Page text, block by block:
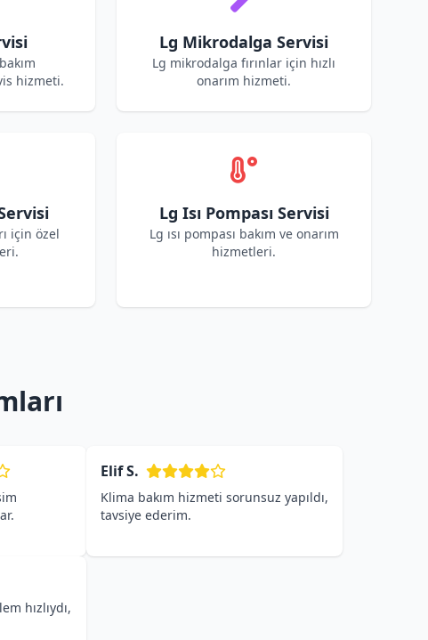
hizmeti.
Lg Mikrodalga Servisi
Lg mikrodalga fırınlar için hızlı
onarım hizmeti.
için özel
Lg Isı Pompası Servisi
Lg ısı pompası bakım ve onarım
hizmetleri.
Elif S.
Klima bakım hizmeti sorunsuz yapıldı,
tavsiye ederim.
hızlıydı,